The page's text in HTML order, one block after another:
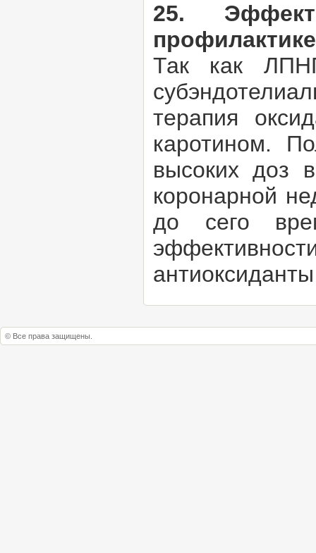
25.
Так как
терапия
каротином.
высоких доз
коронарной
до сего
© Все права защищены.